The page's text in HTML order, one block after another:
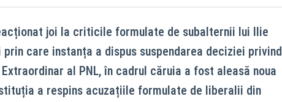
joi la criticile formulate de subalternii lui Ilie
care instanța a dispus suspendarea deciziei privind
al PNL, în cadrul căruia a fost aleasă noua
a respins acuzațiile formulate de liberalii din